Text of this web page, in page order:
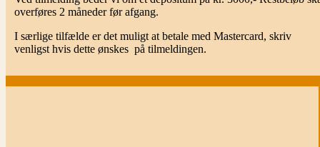
overføres 2 måneder før afgang.
I særlige tilfælde er det muligt at betale med Mastercard, skriv
venligst hvis dette ønskes på tilmeldingen.